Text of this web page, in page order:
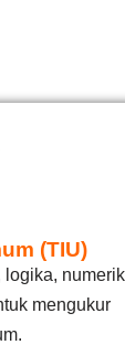
(TIU)
mengukur